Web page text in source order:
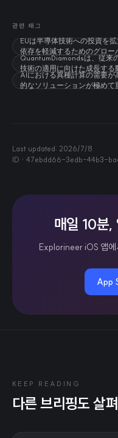
관련 태그
EUは半導体技術への投資を
依存を軽減するためのグロー
QuantumDiamondsは、従来
技術の適用に向けた成長する
AIにおける異種計算の需要
的なソリューションが極めて
Last updated: 2026/7/8
ID · 47ebdd66-3edb-44b3-
매일 10분,
Explorineer iOS 앱에
App
KEEP READING
다른 브리핑도 살